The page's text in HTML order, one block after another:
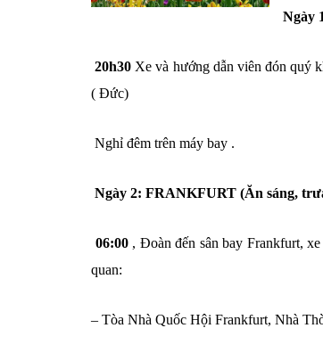
Ngày
20h30 Xe và hướng dẫn viên đón quý
( Đức)
Nghỉ đêm trên máy bay .
Ngày 2: FRANKFURT (Ăn sáng,
06:00, Đoàn đến sân bay Frankfurt,
quan:
– Tòa Nhà Quốc Hội Frankfurt, Nhà